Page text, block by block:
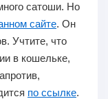
сатоши. Но
сайте. Он
Учтите, что
в кошельке,
по ссылке.